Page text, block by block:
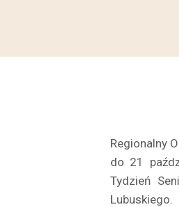
Regionalny
do 21
Tydzień
Lubuskiego.